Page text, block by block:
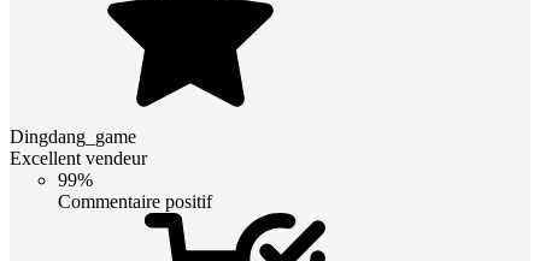
Dingdang_game
Excellent vendeur
99%
Commentaire positif